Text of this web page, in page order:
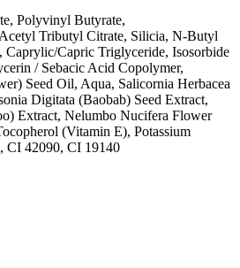
Polyvinyl Butyrate,
Tributyl Citrate, Silicia, N-Butyl
Caprylic/Capric Triglyceride, Isosorbide
/ Sebacic Acid Copolymer,
Seed Oil, Aqua, Salicornia Herbacea
Digitata (Baobab) Seed Extract,
Extract, Nelumbo Nucifera Flower
(Vitamin E), Potassium
CI 42090, CI 19140